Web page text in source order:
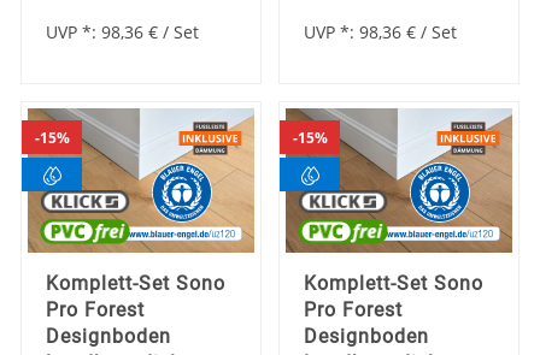
UVP *: 98,36 € / Set
UVP *: 98,36 € / Set
15%
Komplett-Set Sono
Pro Forest
Designboden
15%
Komplett-Set Sono
Pro Forest
Designboden